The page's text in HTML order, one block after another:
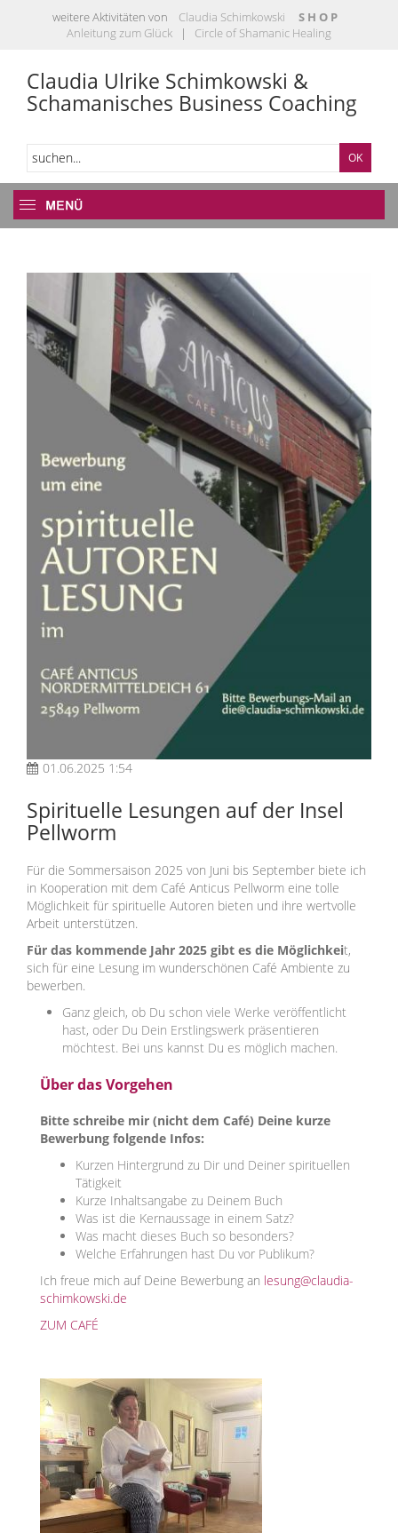
weitere Aktivitäten von Claudia Schimkowski
S H O P
Anleitung zum Glück | Circle of Shamanic Healing
Claudia Ulrike Schimkowski &
Schamanisches Business Coaching
01.06.2025 1:54
Spirituelle Lesungen auf der Insel
Pellworm
Für die Sommersaison 2025 von Juni bis September biete ich
in Kooperation mit dem Café Anticus Pellworm eine tolle
Möglichkeit für spirituelle Autoren bieten und ihre wertvolle
Arbeit unterstützen.
Für das kommende Jahr 2025 gibt es die Möglichkeit,
sich für eine Lesung im wunderschönen Café Ambiente zu
bewerben.
Ganz gleich, ob Du schon viele Werke veröffentlicht
hast, oder Du Dein Erstlingswerk präsentieren
möchtest. Bei uns kannst Du es möglich machen.
Über das Vorgehen
Bitte schreibe mir (nicht dem Café) Deine kurze
Bewerbung folgende Infos:
Kurzen Hintergrund zu Dir und Deiner spirituellen
Tätigkeit
Kurze Inhaltsangabe zu Deinem Buch
Was ist die Kernaussage in einem Satz?
Was macht dieses Buch so besonders?
Welche Erfahrungen hast Du vor Publikum?
Ich freue mich auf Deine Bewerbung an lesung@claudia-
schimkowski.de
ZUM CAFÉ